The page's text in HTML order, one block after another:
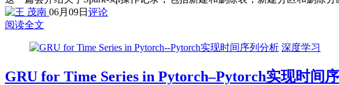
06月09日 评论
阅读全文
深度学习
GRU for Time Series in Pytorch–Pytorch实现时间